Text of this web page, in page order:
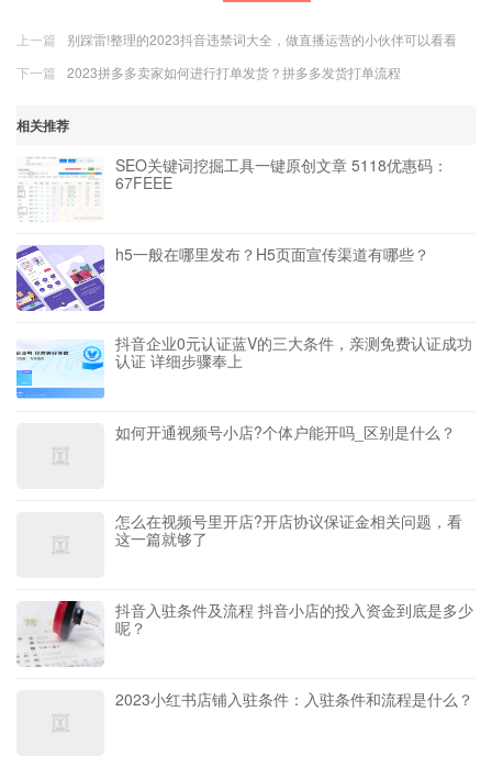
上一篇
别踩雷!整理的2023抖音违禁词大全，做直播运营的小伙伴可以看看
下一篇
2023拼多多卖家如何进行打单发货？拼多多发货打单流程
相关推荐
SEO关键词挖掘工具一键原创文章 5118优惠码：
67FEEE
h5一般在哪里发布？H5页面宣传渠道有哪些？
抖音企业0元认证蓝V的三大条件，亲测免费认证成功
认证 详细步骤奉上
如何开通视频号小店?个体户能开吗_区别是什么？
怎么在视频号里开店?开店协议保证金相关问题，看
这一篇就够了
抖音入驻条件及流程 抖音小店的投入资金到底是多少
呢？
2023小红书店铺入驻条件：入驻条件和流程是什么？